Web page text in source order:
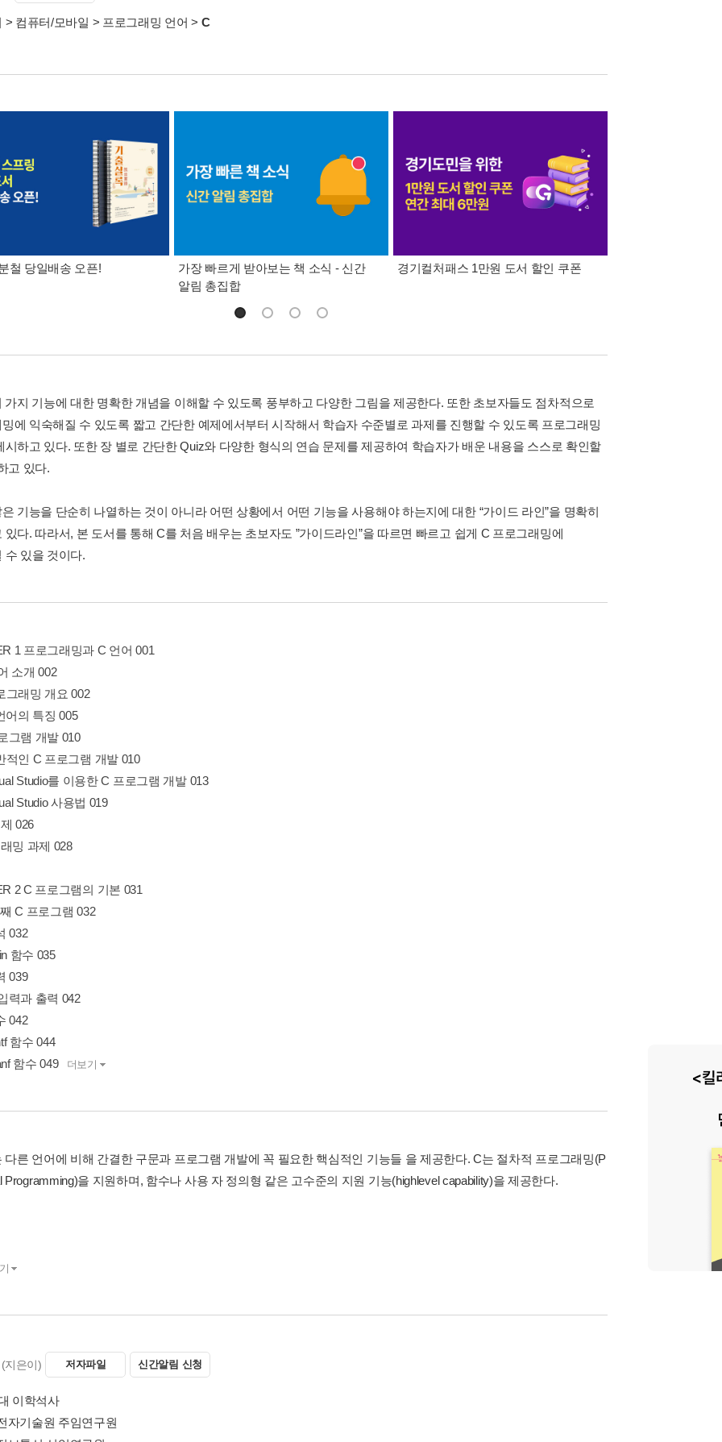
> 컴퓨터/모바일 > 프로그래밍 언어 > C
철 당일배송 오픈!
가장 빠르게 받아보는 책 소식 - 신간
알림 총집합
경기컬처패스 1만원 도서 할인 쿠폰
가지 기능에 대한 명확한 개념을 이해할 수 있도록 풍부하고 다양한 그림을 제공한다. 또한 초보자들도 점차적으로
에 익숙해질 수 있도록 짧고 간단한 예제에서부터 시작해서 학습자 수준별로 과제를 진행할 수 있도록 프로그래밍
시하고 있다. 또한 장 별로 간단한 Quiz와 다양한 형식의 연습 문제를 제공하여 학습자가 배운 내용을 스스로 확인할
고 있다.
기능을 단순히 나열하는 것이 아니라 어떤 상황에서 어떤 기능을 사용해야 하는지에 대한 “가이드 라인”을 명확히
있다. 따라서, 본 도서를 통해 C를 처음 배우는 초보자도 ”가이드라인”을 따르면 빠르고 쉽게 C 프로그래밍에
수 있을 것이다.
1 프로그래밍과 C 언어 001
소개 002
그래밍 개요 002
어의 특징 005
그램 개발 010
적인 C 프로그램 개발 010
Studio를 이용한 C 프로그램 개발 013
Studio 사용법 019
026
밍 과제 028
2 C 프로그램의 기본 031
C 프로그램 032
032
함수 035
039
력과 출력 042
042
함수 044
함수 049
더보기
다른 언어에 비해 간결한 구문과 프로그램 개발에 꼭 필요한 핵심적인 기능들 을 제공한다. C는 절차적 프로그래밍(P
Programming)을 지원하며, 함수나 사용 자 정의형 같은 고수준의 지원 기능(high­level capability)을 제공한다.
(지은이) 저자파일 신간알림 신청
이학석사
자기술원 주임연구원